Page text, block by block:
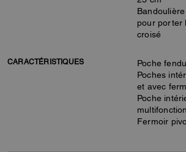
pour porter
croisé
CARACTÉRISTIQUES
Poche
Poches
et avec
Poche
Fermoir